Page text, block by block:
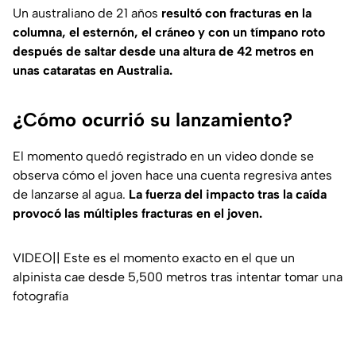
Un australiano de 21 años resultó con fracturas en la
columna, el esternón, el cráneo y con un tímpano roto
después de saltar desde una altura de 42 metros en
unas cataratas en Australia.
¿Cómo ocurrió su lanzamiento?
El momento quedó registrado en un video donde se
observa cómo el joven hace una cuenta regresiva antes
de lanzarse al agua. La fuerza del impacto tras la caída
provocó las múltiples fracturas en el joven.
VIDEO|| Este es el momento exacto en el que un
alpinista cae desde 5,500 metros tras intentar tomar una
fotografía